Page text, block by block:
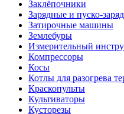
Заклёпочники
Зарядные и пуско-
Затирочные машины
Землебуры
Измерительный
Компрессоры
Косы
Котлы для разогрева
Краскопульты
Культиваторы
Кусторезы